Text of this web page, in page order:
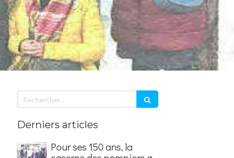
Rechercher
Derniers articles
Pour ses 150 ans, la